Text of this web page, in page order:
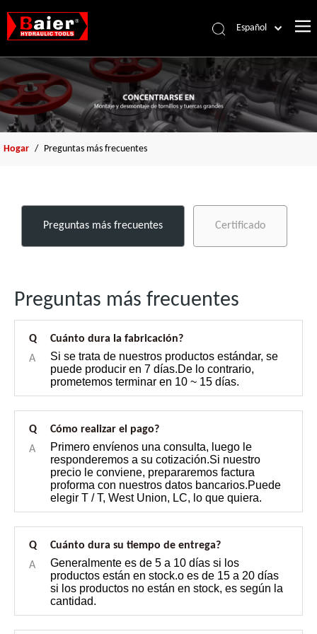
Español
Pусский
Français
العربية
English
Hogar / Preguntas más frecuentes
Preguntas más frecuentes Certificado
Preguntas más frecuentes
Q
Cuánto dura la fabricación?
A
Si se trata de nuestros productos estándar, se
puede producir en 7 días.De lo contrario,
prometemos terminar en 10 ~ 15 días.
Q
Cómo realizar el pago?
A
Primero envíenos una consulta, luego le
responderemos a su cotización.Si nuestro
precio le conviene, prepararemos factura
proforma con nuestros datos bancarios.Puede
elegir T / T, West Union, LC, lo que quiera.
Q
Cuánto dura su tiempo de entrega?
A
Generalmente es de 5 a 10 días si los
productos están en stock.o es de 15 a 20 días
si los productos no están en stock, es según la
cantidad.